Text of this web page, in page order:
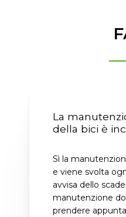
La
della bici è
Sì la
e viene svolta
avvisa dello
manutenzione
prendere